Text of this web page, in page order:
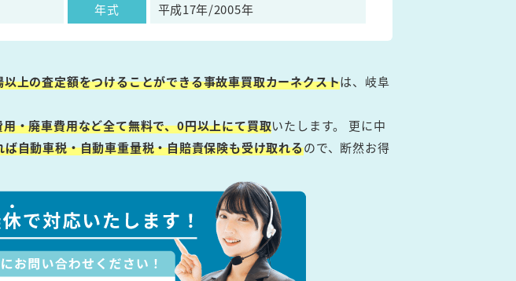
年式 平成17年/2005年
上の査定額をつけることができる事故車買取カーネクストは、岐阜
・廃車費用など全て無料で、0円以上にて買取いたします。 更に中
ば自動車税・自動車重量税・自賠責保険も受け取れるので、断然お得